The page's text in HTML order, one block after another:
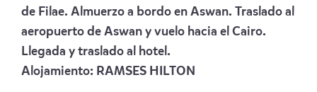
de Filae. Almuerzo a bordo en Aswan. Traslado al
aeropuerto de Aswan y vuelo hacia el Cairo.
Llegada y traslado al hotel.
Alojamiento: RAMSES HILTON